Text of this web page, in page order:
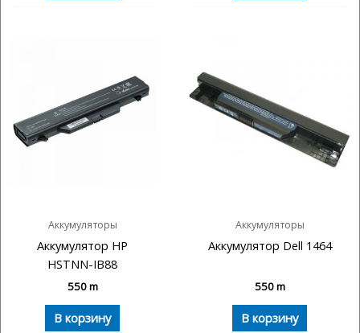
Аккумуляторы
Аккумулятор HP
HSTNN-IB88
550m
В корзину
Аккумуляторы
Аккумулятор Dell 1464
550m
В корзину